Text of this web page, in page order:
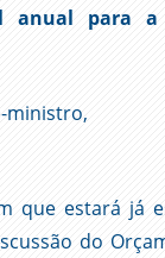
anual para a
ministro,
que estará já
do